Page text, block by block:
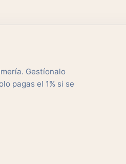
Gestíonalo
pagas el 1% si se